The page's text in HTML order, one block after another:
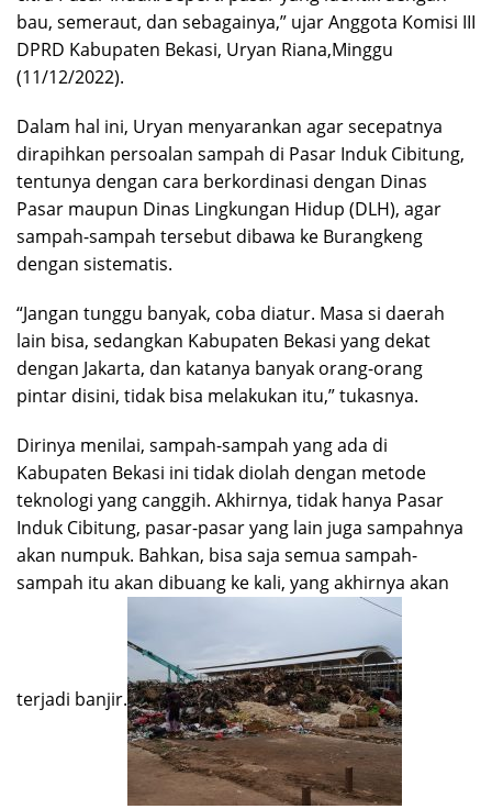
bau, semeraut, dan sebagainya,” ujar Anggota Komisi III
DPRD Kabupaten Bekasi, Uryan Riana,Minggu
(11/12/2022).
Dalam hal ini, Uryan menyarankan agar secepatnya
dirapihkan persoalan sampah di Pasar Induk Cibitung,
tentunya dengan cara berkordinasi dengan Dinas
Pasar maupun Dinas Lingkungan Hidup (DLH), agar
sampah-sampah tersebut dibawa ke Burangkeng
dengan sistematis.
“Jangan tunggu banyak, coba diatur. Masa si daerah
lain bisa, sedangkan Kabupaten Bekasi yang dekat
dengan Jakarta, dan katanya banyak orang-orang
pintar disini, tidak bisa melakukan itu,” tukasnya.
Dirinya menilai, sampah-sampah yang ada di
Kabupaten Bekasi ini tidak diolah dengan metode
teknologi yang canggih. Akhirnya, tidak hanya Pasar
Induk Cibitung, pasar-pasar yang lain juga sampahnya
akan numpuk. Bahkan, bisa saja semua sampah-
sampah itu akan dibuang ke kali, yang akhirnya akan
terjadi banjir.